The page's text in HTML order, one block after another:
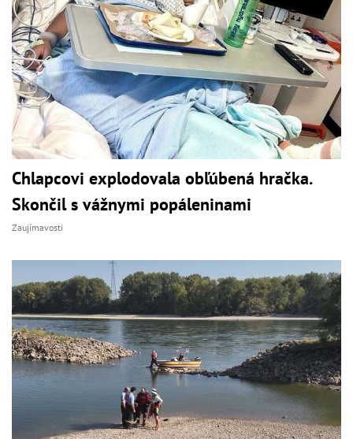
Chlapcovi explodovala obľúbená hračka.
Skončil s vážnymi popáleninami
Zaujímavosti